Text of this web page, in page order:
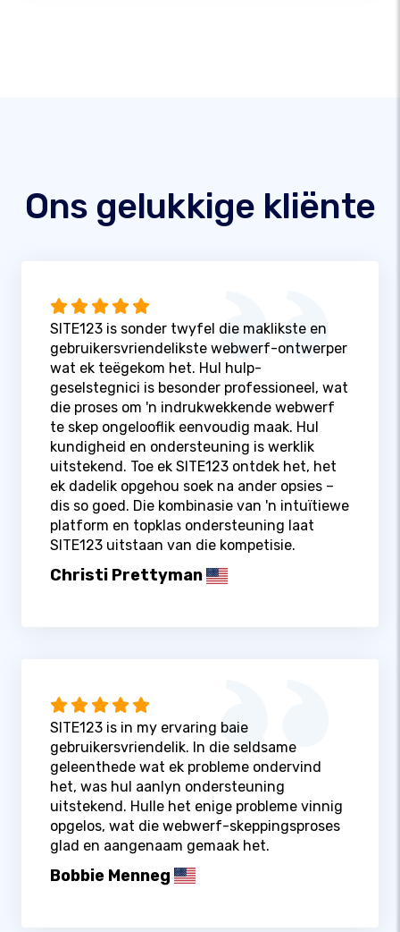
Ons gelukkige kliënte
SITE123 is sonder twyfel die maklikste en
gebruikersvriendelikste webwerf-ontwerper
wat ek teëgekom het. Hul hulp-
geselstegnici is besonder professioneel, wat
die proses om 'n indrukwekkende webwerf
te skep ongelooflik eenvoudig maak. Hul
kundigheid en ondersteuning is werklik
uitstekend. Toe ek SITE123 ontdek het, het
ek dadelik opgehou soek na ander opsies –
dis so goed. Die kombinasie van 'n intuïtiewe
platform en topklas ondersteuning laat
SITE123 uitstaan ​​van die kompetisie.
Christi Prettyman
SITE123 is in my ervaring baie
gebruikersvriendelik. In die seldsame
geleenthede wat ek probleme ondervind
het, was hul aanlyn ondersteuning
uitstekend. Hulle het enige probleme vinnig
opgelos, wat die webwerf-skeppingsproses
glad en aangenaam gemaak het.
Bobbie Menneg